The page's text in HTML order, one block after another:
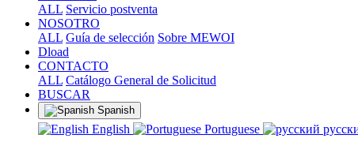
ALL Servicio postventa
NOSOTRO
ALL Guía de selección Sobre MEWOI
Dload
CONTACTO
ALL Catálogo General de Solicitud
BUSCAR
Spanish
English Portuguese